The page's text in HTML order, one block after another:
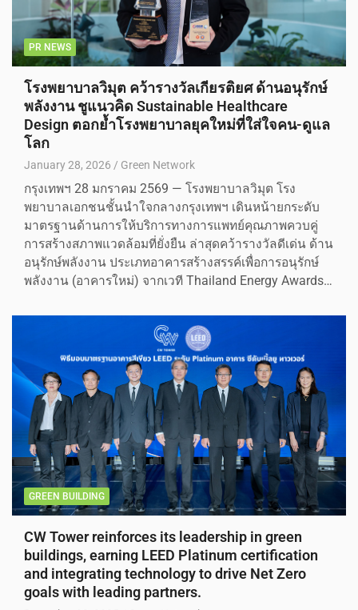
PR NEWS
โรงพยาบาลวิมุต คว้ารางวัลเกียรติยศ ด้านอนุรักษ์
พลังงาน ชูแนวคิด Sustainable Healthcare
Design ตอกย้ำโรงพยาบาลยุคใหม่ที่ใส่ใจคน-ดูแล
โลก
January 28, 2026 Green Network
กรุงเทพฯ 28 มกราคม 2569 — โรงพยาบาลวิมุต โรง
พยาบาลเอกชนชั้นนำใจกลางกรุงเทพฯ เดินหน้ายกระดับ
มาตรฐานด้านการให้บริการทางการแพทย์คุณภาพควบคู่
การสร้างสภาพแวดล้อมที่ยั่งยืน ล่าสุดคว้ารางวัลดีเด่น ด้าน
อนุรักษ์พลังงาน ประเภทอาคารสร้างสรรค์เพื่อการอนุรักษ์
พลังงาน (อาคารใหม่) จากเวที Thailand Energy Awards…
GREEN BUILDING
CW Tower reinforces its leadership in green
buildings, earning LEED Platinum certification
and integrating technology to drive Net Zero
goals with leading partners.